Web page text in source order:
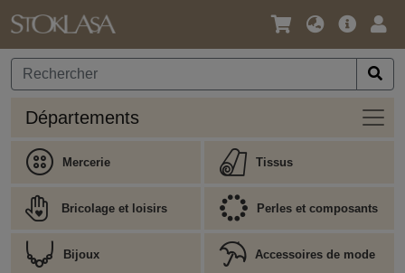
Langue
Devise
Offre
Départements
Mercerie Tissus
Bricolage et loisirs Perles et composants
Bijoux Accessoires de mode